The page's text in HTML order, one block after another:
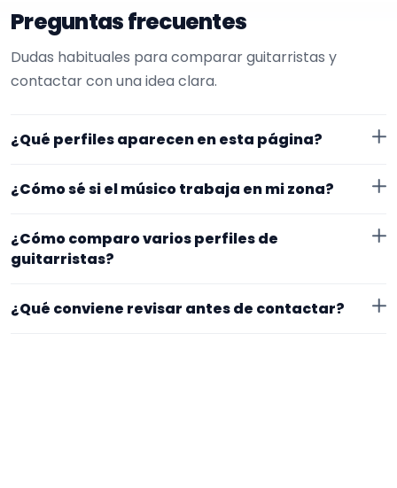
Preguntas frecuentes
Dudas habituales para comparar guitarristas y
contactar con una idea clara.
¿Qué perfiles aparecen en esta página?
EncuentraMúsico.
¿Cómo sé si el músico trabaja en mi zona?
necesitas desplazamiento o fechas concretas, lo
¿Cómo comparo varios perfiles de
guitarristas?
Compara especialidad principal, experiencia, vídeos o
audios, ubicación y claridad del perfil. Un mensaje
¿Qué conviene revisar antes de contactar?